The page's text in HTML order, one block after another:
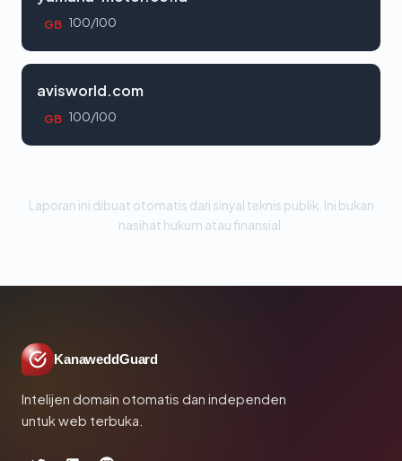
GB 100/100
avisworld.com
GB 100/100
Laporan ini dibuat otomatis dari sinyal teknis publik. Ini bukan
nasihat hukum atau finansial.
KanaweddGuard
Intelijen domain otomatis dan independen
untuk web terbuka.